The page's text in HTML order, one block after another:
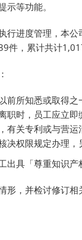
等功能。
进度管理，本
件，累计共计
前所知悉或取得
时，员工应立即
有关专利或与营
权限规定办理，
具「尊重知识
形，并检讨修订